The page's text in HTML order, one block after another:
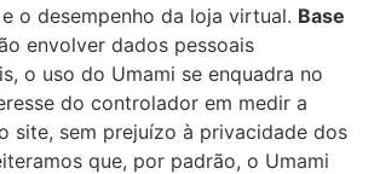
o desempenho da loja virtual. Base
envolver dados pessoais
o uso do Umami se enquadra no
do controlador em medir a
site, sem prejuízo à privacidade dos
que, por padrão, o Umami